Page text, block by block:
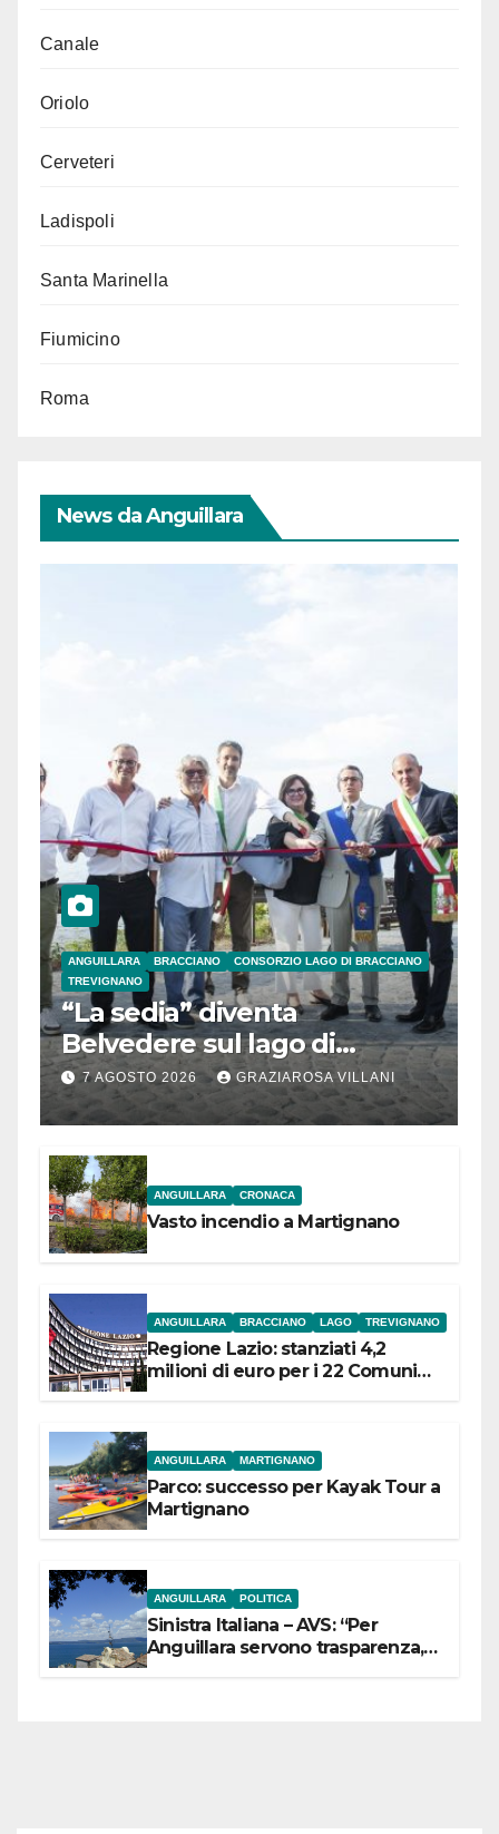
Canale
Oriolo
Cerveteri
Ladispoli
Santa Marinella
Fiumicino
Roma
News da Anguillara
ANGUILLARA BRACCIANO
CONSORZIO LAGO DI BRACCIANO
TREVIGNANO
“La sedia” diventa
Belvedere sul lago di
Bracciano: ieri
l’inaugurazione
7 AGOSTO 2026 GRAZIAROSA VILLANI
ANGUILLARA CRONACA
Vasto incendio a Martignano
ANGUILLARA BRACCIANO LAGO TREVIGNANO
Regione Lazio: stanziati 4,2
milioni di euro per i 22 Comuni
ANGUILLARA MARTIGNANO
Parco: successo per Kayak Tour a
Martignano
ANGUILLARA POLITICA
Sinistra Italiana – AVS: “Per
Anguillara servono trasparenza,